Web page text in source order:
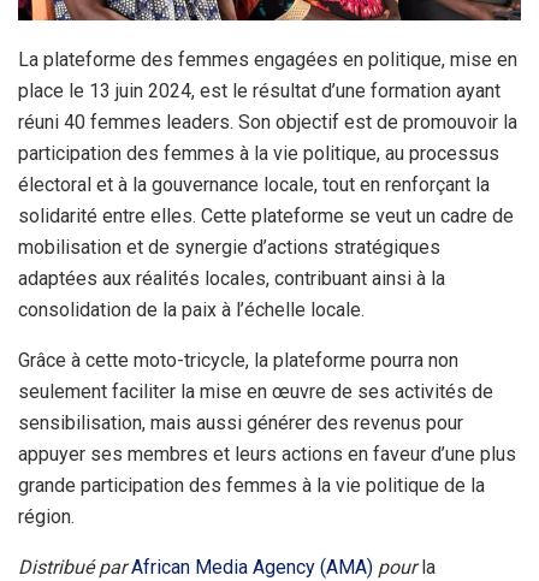
La plateforme des femmes engagées en politique, mise en
place le 13 juin 2024, est le résultat d’une formation ayant
réuni 40 femmes leaders. Son objectif est de promouvoir la
participation des femmes à la vie politique, au processus
électoral et à la gouvernance locale, tout en renforçant la
solidarité entre elles. Cette plateforme se veut un cadre de
mobilisation et de synergie d’actions stratégiques
adaptées aux réalités locales, contribuant ainsi à la
consolidation de la paix à l’échelle locale.
Grâce à cette moto-tricycle, la plateforme pourra non
seulement faciliter la mise en œuvre de ses activités de
sensibilisation, mais aussi générer des revenus pour
appuyer ses membres et leurs actions en faveur d’une plus
grande participation des femmes à la vie politique de la
région.
Distribué parAfrican Media Agency (AMA) pourla